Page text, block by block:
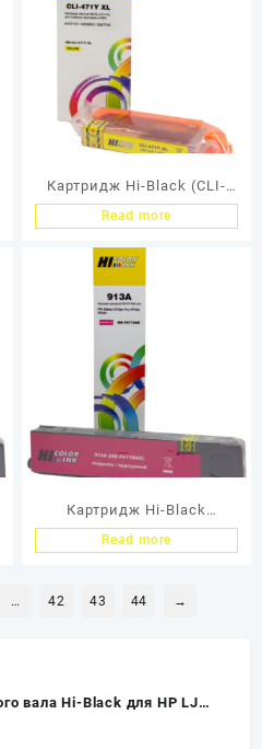
Картридж Hi-Black (CLI-
471XLY) для Canon
Yellow
Read more
Картридж Hi-Black
(F6T78AE) 913A для HP PW
Read more
… 42 43 44 →
вала Hi-Black для HP LJ